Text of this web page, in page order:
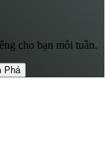
cho bạn mỗi tuần.
Phá